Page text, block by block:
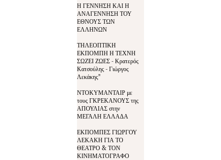
Η ΓΕΝΝΗΣΗ ΚΑΙ Η
ΑΝΑΓΕΝΝΗΣΗ ΤΟΥ
ΕΘΝΟΥΣ ΤΩΝ
ΕΛΛΗΝΩΝ
ΤΗΛΕΟΠΤΙΚΗ
ΕΚΠΟΜΠΗ Η ΤΕΧΝΗ
ΣΩΖΕΙ ΖΩΕΣ - Κρατερός
Κατσούλης - Γιώργος
Λεκάκης"
ΝΤΟΚΥΜΑΝΤΑΙΡ με
τους ΓΚΡΕΚΑΝΟΥΣ της
ΑΠΟΥΛΙΑΣ στην
ΜΕΓΑΛΗ ΕΛΛΑΔΑ
ΕΚΠΟΜΠΕΣ ΓΙΩΡΓΟΥ
ΛΕΚΑΚΗ ΓΙΑ ΤΟ
ΘΕΑΤΡΟ & ΤΟΝ
ΚΙΝΗΜΑΤΟΓΡΑΦΟ